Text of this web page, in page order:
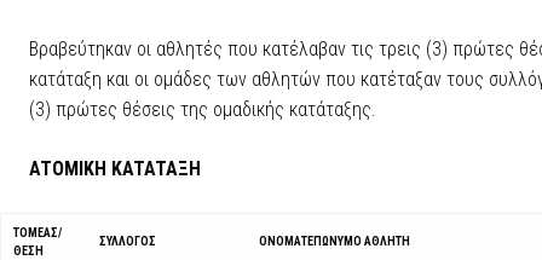
Βραβεύτηκαν οι αθλητές που κατέλαβαν τις τρεις (3) πρώτες
κατάταξη και οι ομάδες των αθλητών που κατέταξαν τους
(3) πρώτες θέσεις της ομαδικής κατάταξης.
ATOMIKH KATATAΞΗ
ΤΟΜΕΑΣ/
ΘΕΣΗ
ΣΥΛΛΟΓΟΣ ΟΝΟΜΑΤΕΠΩΝΥΜΟ ΑΘΛΗΤΗ